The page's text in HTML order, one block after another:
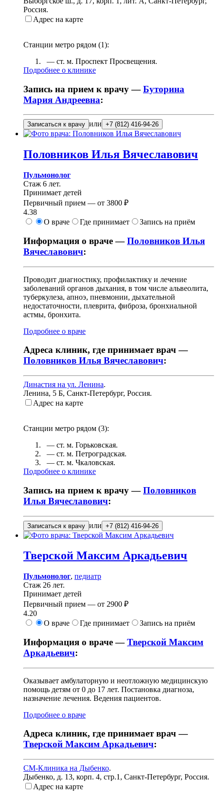
Россия.
Адрес на карте
Станции метро рядом (1):
— ст. м. Проспект Просвещения.
Подробнее о клинике
Запись на прием к врачу —Буторина
Мария Андреевна:
Записаться к врачу или +7 (812) 416-94-26
Половников Илья Вячеславович
Пульмонолог
Стаж 6 лет.
Принимает детей
Первичный прием — от 3800 ₽
4.38
О враче
Где принимает Запись на приём
Информация о враче —Половников Илья
Вячеславович:
Проводит диагностику, профилактику и лечение
заболеваний органов дыхания, в том числе альвеолита,
туберкулеза, апноэ, пневмонии, дыхательной
недостаточности, плеврита, фиброза, бронхиальной
астмы, бронхита.
Подробнее о враче
Адреса клиник, где принимает врач —
Половников Илья Вячеславович:
Династия на ул. Ленина.
Ленина, 5 Б, Санкт-Петербург, Россия.
Адрес на карте
Станции метро рядом (3):
— ст. м. Горьковская.
— ст. м. Петроградская.
— ст. м. Чкаловская.
Подробнее о клинике
Запись на прием к врачу —Половников
Илья Вячеславович:
Записаться к врачу или +7 (812) 416-94-26
Тверской Максим Аркадьевич
Пульмонолог, педиатр
Стаж 26 лет.
Принимает детей
Первичный прием — от 2900 ₽
4.20
О враче
Где принимает Запись на приём
Информация о враче —Тверской Максим
Аркадьевич:
Оказывает амбулаторную и неотложную медицинскую
помощь детям от 0 до 17 лет. Постановка диагноза,
назначение лечения. Ведения пациентов.
Подробнее о враче
Адреса клиник, где принимает врач —
Тверской Максим Аркадьевич:
СМ-Клиника на Дыбенко.
Дыбенко, д. 13, корп. 4, стр.1 , Санкт-Петербург, Россия.
Адрес на карте